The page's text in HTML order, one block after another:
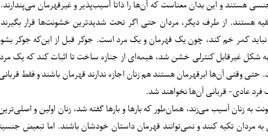
هستند و این بدان معناست که آن‌ها را ذاتاً آسیب‌پذیر و غیرقهرمان
هستند. از طرف دیگر، مردان حتی اگر تحت شدیدترین خشونت‌ها قرار
نباید کمر خم کند، چون یک قهرمان و یک مرد است. جوکر قبل از این‌که جوکر
شکل غیرقابل کنترلی خشن شد، هیمه‌ای از جنازه ساخت تا اثبات کند که یک
حتی وقتی آن‌ها ابرقهرمان هستند هم زنان اجازه ندارند قهرمان باشند و فقط
فرد عادی- قربانی آن‌ها نخواهند شد.
به زنان آسیب می‌زند، همان‌طور که بارها و بارها گفته شد، زنان اولین و
به مردان تکیه کنند و نمی‌توانند قهرمان داستان خودشان باشند. اما تبعیض